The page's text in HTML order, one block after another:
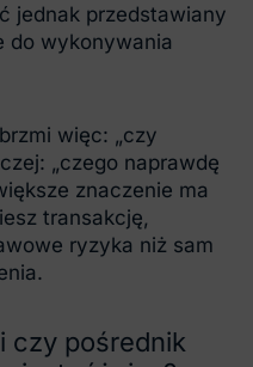
jednak przedstawiany
do wykonywania
więc: „czy
„czego naprawdę
znaczenie ma
transakcję,
ryzyka niż sam
czy pośrednik